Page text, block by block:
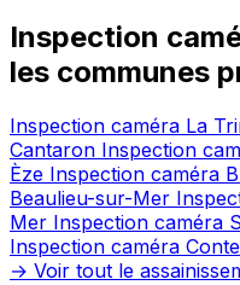
Inspection
les communes
Inspection caméra La
Cantaron Inspection
Èze Inspection caméra
Beaulieu-sur-Mer
Mer Inspection caméra
Inspection caméra
→ Voir tout le